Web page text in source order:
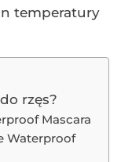
temperatury
rzęs?
Mascara
Waterproof